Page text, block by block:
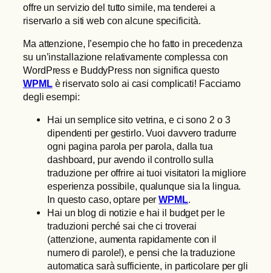
offre un servizio del tutto simile, ma tenderei a
riservarlo a siti web con alcune specificità.
Ma attenzione, l’esempio che ho fatto in precedenza
su un’installazione relativamente complessa con
WordPress e BuddyPress non significa questo
WPMLè riservato solo ai casi complicati! Facciamo
degli esempi:
Hai un semplice sito vetrina, e ci sono 2 o 3
dipendenti per gestirlo. Vuoi davvero tradurre
ogni pagina parola per parola, dalla tua
dashboard, pur avendo il controllo sulla
traduzione per offrire ai tuoi visitatori la migliore
esperienza possibile, qualunque sia la lingua.
In questo caso, optare perWPML.
Hai un blog di notizie e hai il budget per le
traduzioni perché sai che ci troverai
(attenzione, aumenta rapidamente con il
numero di parole!), e pensi che la traduzione
automatica sarà sufficiente, in particolare per gli